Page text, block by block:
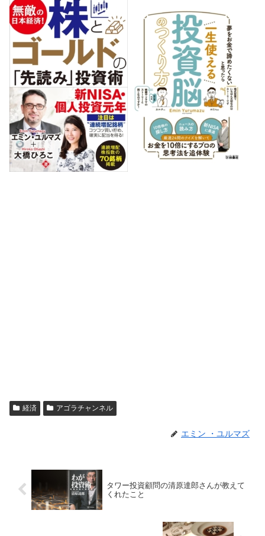
経済 アゴラチャンネル
エミン ・ユルマズ
タワー投資顧問の清原達郎さんが教えて
くれたこと